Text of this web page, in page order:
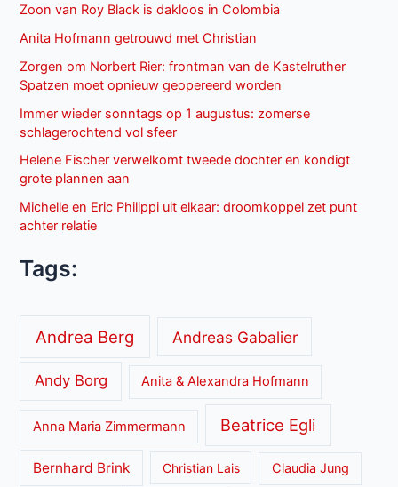
Zoon van Roy Black is dakloos in Colombia
Anita Hofmann getrouwd met Christian
Zorgen om Norbert Rier: frontman van de Kastelruther
Spatzen moet opnieuw geopereerd worden
Immer wieder sonntags op 1 augustus: zomerse
schlagerochtend vol sfeer
Helene Fischer verwelkomt tweede dochter en kondigt
grote plannen aan
Michelle en Eric Philippi uit elkaar: droomkoppel zet punt
achter relatie
Tags:
Andrea Berg Andreas Gabalier
Andy Borg Anita & Alexandra Hofmann
Anna Maria Zimmermann Beatrice Egli
Bernhard Brink Christian Lais Claudia Jung